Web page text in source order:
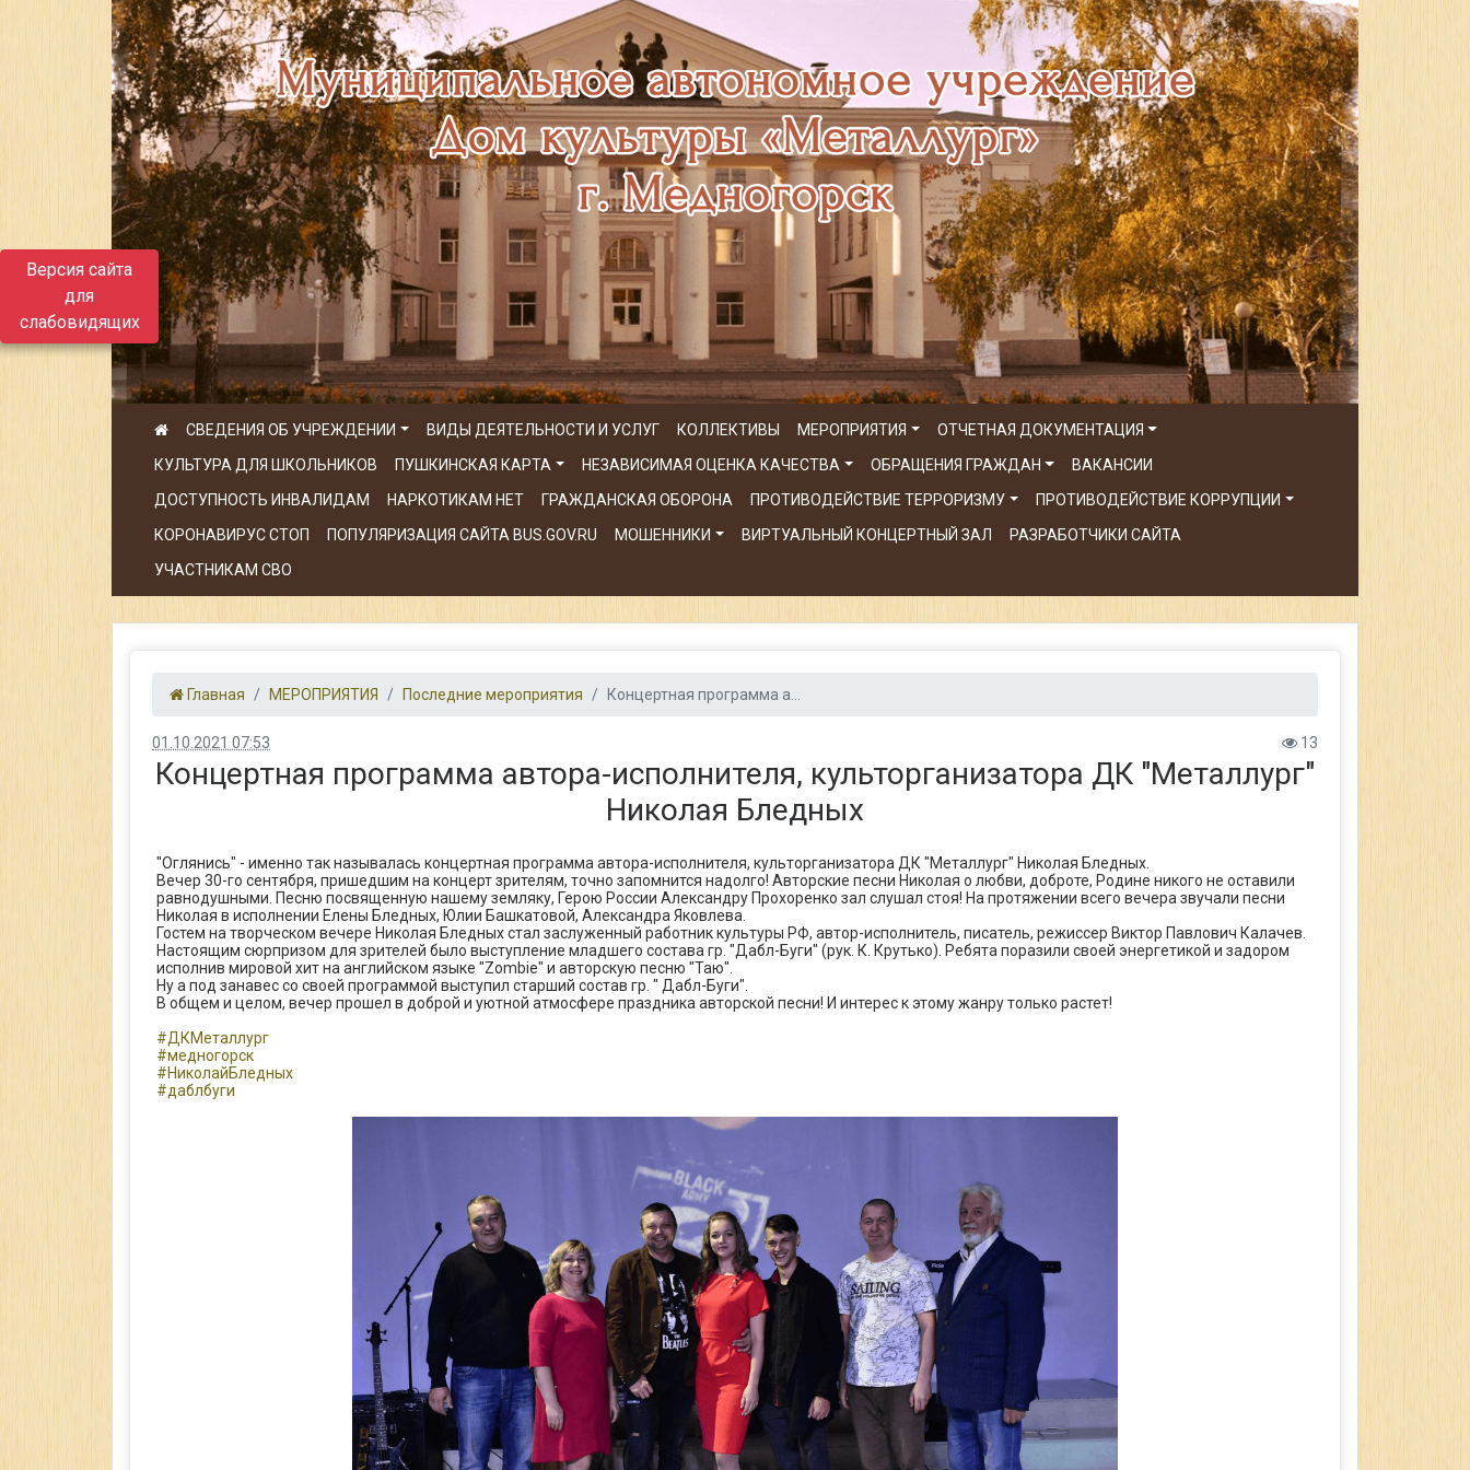
Версия сайта
для
слабовидящих
СВЕДЕНИЯ ОБ УЧРЕЖДЕНИИ ВИДЫ ДЕЯТЕЛЬНОСТИ И УСЛУГ КОЛЛЕКТИВЫ МЕРОПРИЯТИЯ
ОТЧЕТНАЯ ДОКУМЕНТАЦИЯ
КУЛЬТУРА ДЛЯ ШКОЛЬНИКОВ
ПУШКИНСКАЯ КАРТА НЕЗАВИСИМАЯ ОЦЕНКА КАЧЕСТВА ОБРАЩЕНИЯ ГРАЖДАН
ВАКАНСИИ
ДОСТУПНОСТЬ ИНВАЛИДАМ
НАРКОТИКАМ НЕТ ГРАЖДАНСКАЯ ОБОРОНА ПРОТИВОДЕЙСТВИЕ ТЕРРОРИЗМУ
ПРОТИВОДЕЙСТВИЕ КОРРУПЦИИ
КОРОНАВИРУС СТОП
ПОПУЛЯРИЗАЦИЯ САЙТА BUS.GOV.RU МОШЕННИКИ ВИРТУАЛЬНЫЙ КОНЦЕРТНЫЙ ЗАЛ
РАЗРАБОТЧИКИ САЙТА
УЧАСТНИКАМ СВО
Главная МЕРОПРИЯТИЯ Последние мероприятия Концертная программа а...
01.10.2021 07:53 13
Концертная программа автора-исполнителя, культорганизатора ДК "Металлург"
Николая Бледных
"Оглянись" - именно так называлась концертная программа автора-исполнителя, культорганизатора ДК "Металлург" Николая Бледных.
Вечер 30-го сентября, пришедшим на концерт зрителям, точно запомнится надолго! Авторские песни Николая о любви, доброте, Родине никого не оставили
равнодушными. Песню посвященную нашему земляку, Герою России Александру Прохоренко зал слушал стоя! На протяжении всего вечера звучали песни
Николая в исполнении Елены Бледных, Юлии Башкатовой, Александра Яковлева.
Гостем на творческом вечере Николая Бледных стал заслуженный работник культуры РФ, автор-исполнитель, писатель, режиссер Виктор Павлович Калачев.
Настоящим сюрпризом для зрителей было выступление младшего состава гр. "Дабл-Буги" (рук. К. Крутько). Ребята поразили своей энергетикой и задором
исполнив мировой хит на английском языке "Zombie" и авторскую песню "Таю".
Ну а под занавес со своей программой выступил старший состав гр. " Дабл-Буги".
В общем и целом, вечер прошел в доброй и уютной атмосфере праздника авторской песни! И интерес к этому жанру только растет!
#ДКМеталлург
#медногорск
#НиколайБледных
#даблбуги